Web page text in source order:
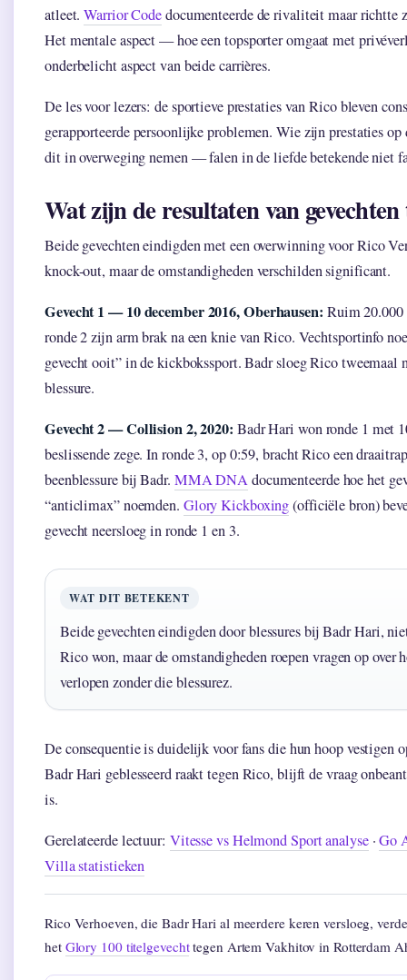
atleet.Warrior Codedocumenteerde de rivaliteit maar richtte
Het mentale aspect — hoe een topsporter omgaat met
onderbelicht aspect van beide carrières.
De les voor lezers: de sportieve prestaties van Rico bleven
gerapporteerde persoonlijke problemen. Wie zijn prestaties
dit in overweging nemen — falen in de liefde betekende niet
Wat zijn de resultaten van
Beide gevechten eindigden met een overwinning voor Rico
knock-out, maar de omstandigheden verschilden significant.
Gevecht 1 — 10 december 2016, Oberhausen: Ruim 20.000
ronde 2 zijn arm brak na een knie van Rico. Vechtsportinfo
gevecht ooit” in de kickbokssport. Badr sloeg Rico tweemaal
blessure.
Gevecht 2 — Collision 2, 2020: Badr Hari won ronde 1 met
beslissende zege. In ronde 3, op 0:59, bracht Rico een
beenblessure bij Badr. MMA DNAdocumenteerde hoe het
“anticlimax” noemden. Glory Kickboxing(officiële bron)
gevecht neersloeg in ronde 1 en 3.
WAT DIT BETEKENT
Beide gevechten eindigden door blessures bij Badr Hari,
Rico won, maar de omstandigheden roepen vragen op over
verlopen zonder die blessurez.
De consequentie is duidelijk voor fans die hun hoop vestigen
Badr Hari geblesseerd raakt tegen Rico, blijft de vraag
is.
Gerelateerde lectuur: Vitesse vs Helmond Sport analyse·Go
Villa statistieken
Rico Verhoeven, die Badr Hari al meerdere keren versloeg,
het Glory 100 titelgevechttegen Artem Vakhitov in Rotterdam